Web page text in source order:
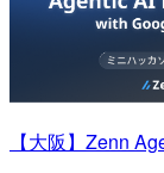
【大阪】Zenn